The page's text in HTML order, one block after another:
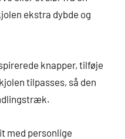
ekstra dybde og
knapper, tilføje
tilpasses, så den
med personlige